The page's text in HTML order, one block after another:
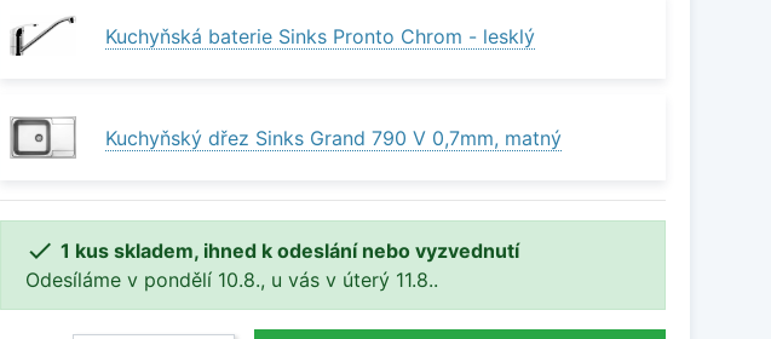
Kuchyňská baterie Sinks Pronto Chrom - lesklý
Kuchyňský dřez Sinks Grand 790 V 0,7mm, matný
 1 kus skladem, ihned k odeslání nebo vyzvednutí
Odesíláme v pondělí 10.8., u vás v úterý 11.8..